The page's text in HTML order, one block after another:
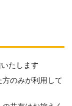
たします
のみが利用して